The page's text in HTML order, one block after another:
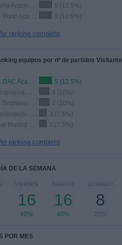
5 (12.5%)
5 (12.5%)
ranking completo
equipos por nº de partidos Visitante
FC DAC Academy
5 (12.5%)
4 (10%)
4 (10%)
3 (7.5%)
3 (7.5%)
ranking completo
DE LA SEMANA
VIERNES
16
40%
SÁBADO
16
40%
DOMINGO
8
20%
POR MES